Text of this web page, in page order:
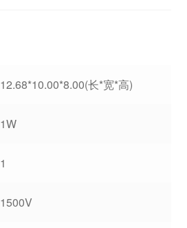
12.68*10.00*8.00(长*宽*高)
1W
1
1500V